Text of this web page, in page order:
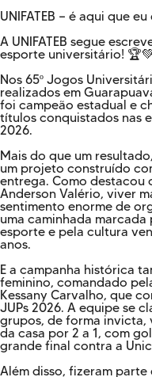
UNIFATEB — é aqui que
A UNIFATEB segue
esporte universitário! 🏆💚
Nos 65º Jogos
realizados em
foi campeão estadual e
títulos conquistados nas
2026.
Mais do que um
um projeto construído
entrega. Como destacou
Anderson Valério, viver
sentimento enorme de
uma caminhada
esporte e pela cultura
anos.
E a campanha histórica
feminino, comandado
Kessany Carvalho, que
JUPs 2026. A equipe se
grupos, de forma invicta,
da casa por 2 a 1, com
grande final contra a
Além disso, fizeram